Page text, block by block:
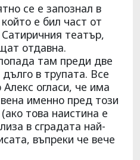
се е запознал в
е бил част от
театър,
отдавна.
там преди две
в трупата. Все
огласи, че има
именно пред този
това наистина е
в сградата най-
въпреки че вече